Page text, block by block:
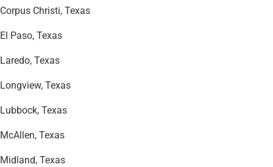
Corpus Christi, Texas
El Paso, Texas
Laredo, Texas
Longview, Texas
Lubbock, Texas
McAllen, Texas
Midland, Texas